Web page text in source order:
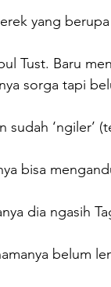
yang
Tust. Baru
sorga tapi
sudah ‘ngiler’
bisa
dia ngasih
belum